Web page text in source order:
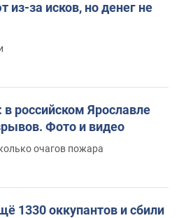
из-за исков, но денег не
российском Ярославле
Фото и видео
очагов пожара
1330 оккупантов и сбили